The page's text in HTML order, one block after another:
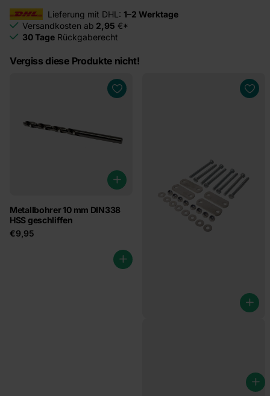
Lieferung mit DHL: 1–2 Werktage
Versandkosten ab 2,95 €*
30 Tage Rückgaberecht
Vergiss diese Produkte nicht!
Metallbohrer 10 mm DIN338
HSS geschliffen
€9,95